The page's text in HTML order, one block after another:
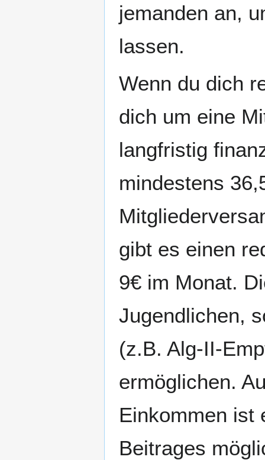
jemanden an,
lassen.
Wenn du dich
dich um eine
langfristig
mindestens
gibt es einen
9€ im Monat.
Jugendlichen,
(z.B. Alg-II-
ermöglichen.
Einkommen ist
Beitrages